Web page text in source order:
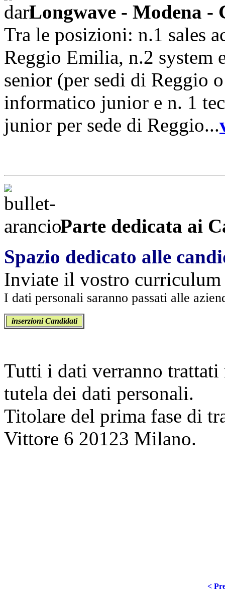
Longwave - Modena -
Tra le posizioni: n.1 sales
Reggio Emilia, n.2 system
senior (per sedi di Reggio
informatico junior e n. 1
junior per sede di Reggio...
Parte dedicata ai
Spazio dedicato alle
Inviate il vostro
I dati personali saranno passati alle
inserzioni Candidati
Tutti i dati verranno
tutela dei dati personali.
Titolare del prima fase di
Vittore 6 20123 Milano.
<